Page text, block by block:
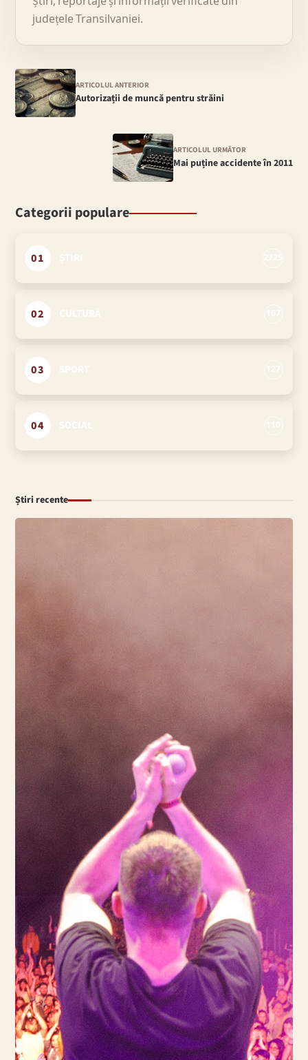
județele Transilvaniei.
ARTICOLUL ANTERIOR
Autorizații de muncă pentru străini
ARTICOLUL URMĂTOR
Mai puține accidente în 2011
Categorii populare
01
02
03
04
Știri recente